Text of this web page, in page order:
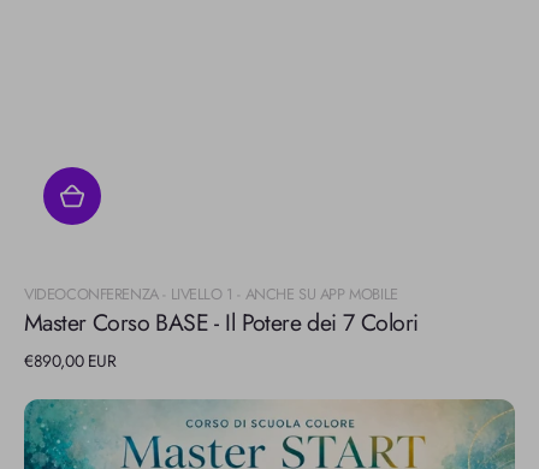
Fornitore:
VIDEOCONFERENZA - LIVELLO 1 - ANCHE SU APP MOBILE
Master Corso BASE - Il Potere dei 7 Colori
Prezzo
listino
€890,00 EUR
Master
Corso
START